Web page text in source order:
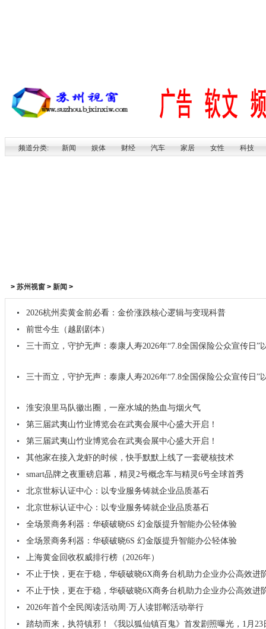
频道分类: 新闻 娱体 财经 汽车 家居 女性 科技
> 苏州视窗 > 新闻 >
2026杭州卖黄金前必看：金价涨跌核心逻辑与变现科普
前世今生（越剧剧本）
三十而立，守护无声：泰康人寿2026年“7.8全国保险公众宣传日”
三十而立，守护无声：泰康人寿2026年“7.8全国保险公众宣传日”
淮安浪里马队徽出圈，一座水城的热血与烟火气
第三届武夷山竹业博览会在武夷会展中心盛大开启！
第三届武夷山竹业博览会在武夷会展中心盛大开启！
其他家在接入龙虾的时候，快手默默上线了一套硬核技术
smart品牌之夜重磅启幕，精灵2号概念车与精灵6号全球首秀
北京世标认证中心：以专业服务铸就企业品质基石
北京世标认证中心：以专业服务铸就企业品质基石
全场景商务利器：华硕破晓6S 幻金版提升智能办公轻体验
全场景商务利器：华硕破晓6S 幻金版提升智能办公轻体验
上海黄金回收权威排行榜（2026年）
不止于快，更在于稳，华硕破晓6X商务台机助力企业办公高效进
不止于快，更在于稳，华硕破晓6X商务台机助力企业办公高效进
2026年首个全民阅读活动周·万人读邯郸活动举行
踏劫而来，执符镇邪！《我以狐仙镇百鬼》首发剧照曝光，1月